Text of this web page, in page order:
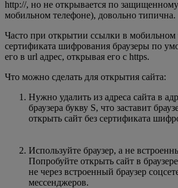
http://, но не открывается по
мобильном телефоне), довольно типична.
Часто при открытии ссылки в мобильном
сертификата шифрования браузеры по
его в url адрес, открывая его с https.
Что можно сделать для открытия сайта:
Нужно удалить из адреса сайта в
браузера букву S, что заставит
открыть сайт без сертификата
Используйте браузер, а не
Попробуйте открыть сайт в
не через встроенный браузер
мессенджеров.